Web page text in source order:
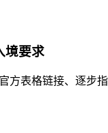
境要求
方表格链接、逐步